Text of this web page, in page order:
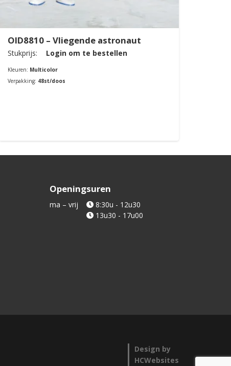
OID8810 – Vliegende astronaut
Stukprijs: Login om te bestellen
Kleuren: Multicolor
Verpakking: 48st/doos
Openingsuren
ma – vrij
8:30u - 12u30
13u30 - 17u00
Design by
HCWebsites